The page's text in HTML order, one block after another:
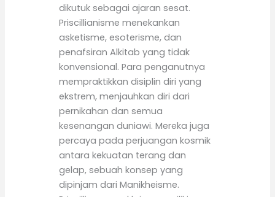
dikutuk sebagai ajaran sesat.
Priscillianisme menekankan
asketisme, esoterisme, dan
penafsiran Alkitab yang tidak
konvensional. Para penganutnya
mempraktikkan disiplin diri yang
ekstrem, menjauhkan diri dari
pernikahan dan semua
kesenangan duniawi. Mereka juga
percaya pada perjuangan kosmik
antara kekuatan terang dan
gelap, sebuah konsep yang
dipinjam dari Manikheisme.